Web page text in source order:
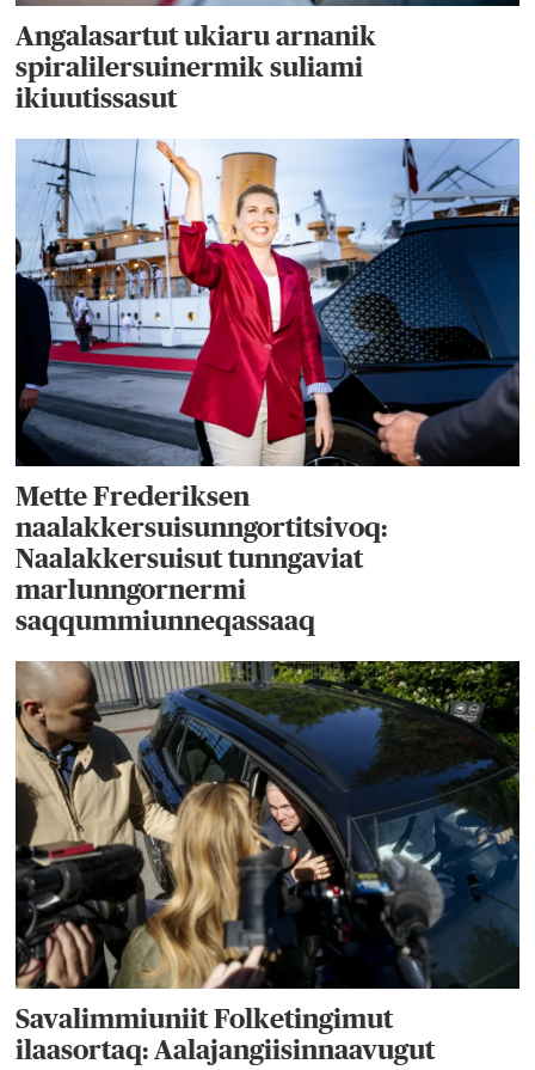
Angalasartut ukiaru arnanik
spiralilersuinermik suliami
ikiuutissasut
Mette Frederiksen
naalakkersuisunngortitsivoq:
Naalakkersuisut tunngaviat
marlunngornermi
saqqummiunneqassaaq
Savalimmiuniit Folketingimut
ilaasortaq: Aalajangiisinnaavugut